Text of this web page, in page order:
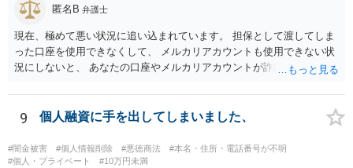
匿名B 弁護士
現在、極めて悪い状況に追い込まれています。 担保として渡してしま
った口座を使用できなくして、 メルカリアカウントも使用できない状
況にしないと、 あなたの口座やメルカリアカウントが詐欺や闇金の取
容疑で警察の調べを受けたり、第三者から損害賠償請求をされるなど
の過酷な状況へと追い込まれていきます。 警察や、金融機関、メルカ
9 個人融資に手を出してしまいました、
#闇金被害 #個人情報削除 #悪徳商法
#本名・住所・電話番号が不明
#個人・プライベート
#10万円未満